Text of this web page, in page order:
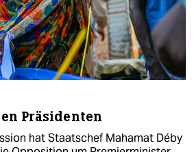
Präsidenten
hat Staatschef Mahamat Déby